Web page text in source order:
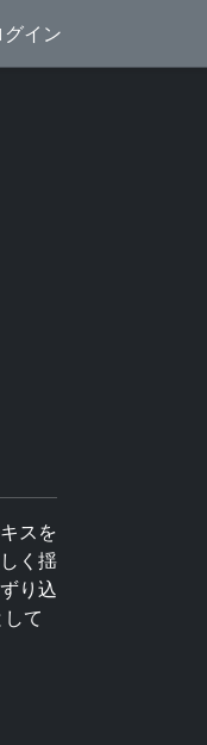
グイン
スを
く揺
り込
て